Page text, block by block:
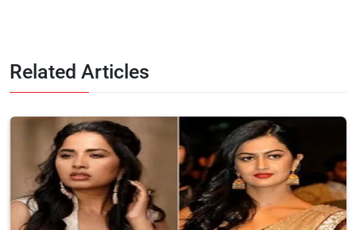
Related Articles